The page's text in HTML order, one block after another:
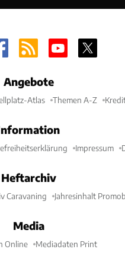
Angebote
Atlas Themen A-Z
Impressum
Heftarchiv
Caravaning Jahresinhalt
Media
Online Mediadaten Print